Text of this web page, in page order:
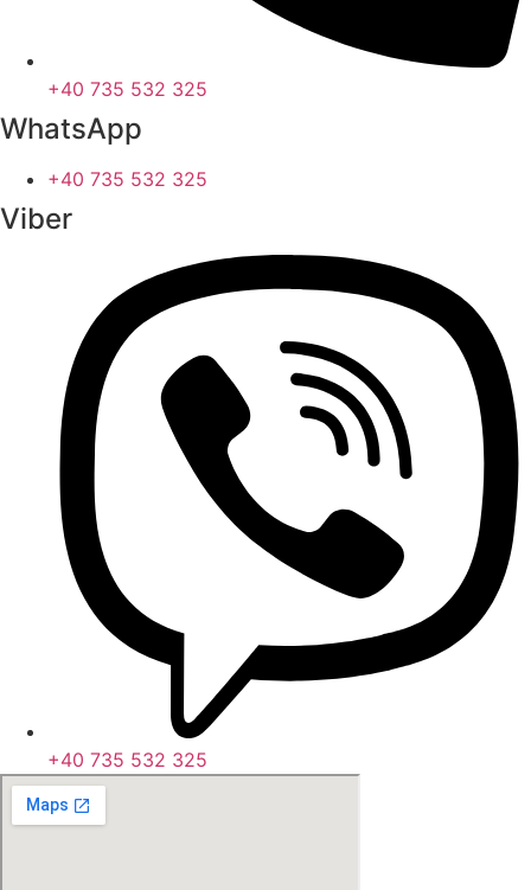
+40 735 532 325
WhatsApp
+40 735 532 325
Viber
+40 735 532 325